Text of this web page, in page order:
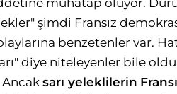
muhatap oluyor.
şimdi Fransız
benzetenler var.
diye niteleyenler bile
sarı yeleklilerin